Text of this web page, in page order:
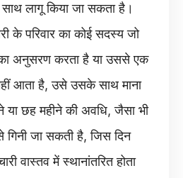
साथ लागू किया जा सकता है।
के परिवार का कोई सदस्य जो
अनुसरण करता है या उससे एक
आता है, उसे उसके साथ माना
छह महीने की अवधि, जैसा भी
गिनी जा सकती है, जिस दिन
वास्तव में स्थानांतरित होता